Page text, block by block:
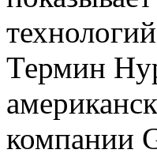
Термин
компании